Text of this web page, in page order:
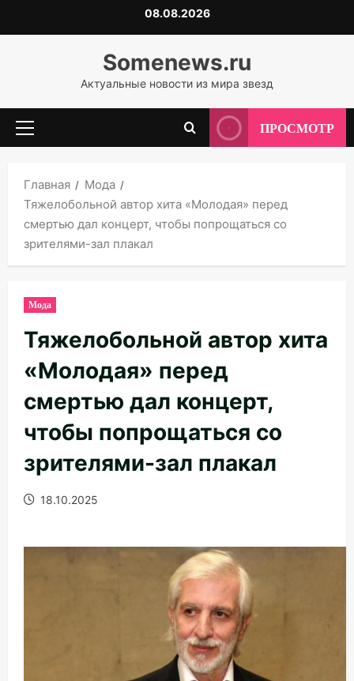
к
08.08.2026
Somenews.ru
Актуальные новости из мира звезд
Основное
ПРОСМОТР
Главная
Мода
Тяжелобольной автор хита «Молодая» перед
смертью дал концерт, чтобы попрощаться со
зрителями-зал плакал
Мода
Тяжелобольной автор хита
«Молодая» перед
смертью дал концерт,
чтобы попрощаться со
зрителями-зал плакал
18.10.2025